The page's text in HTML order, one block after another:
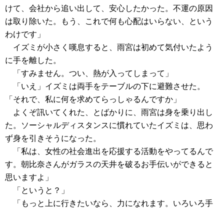
けて、会社から追い出して、安心したかった。不運の原因
は取り除いた。もう、これで何も心配はいらない、という
わけです」
イズミが小さく嘆息すると、雨宮は初めて気付いたよう
に手を離した。
「すみません。つい、熱が入ってしまって」
「いえ」イズミは両手をテーブルの下に避難させた。
「それで、私に何を求めてらっしゃるんですか」
よくぞ訊いてくれた、とばかりに、雨宮は身を乗り出し
た。ソーシャルディスタンスに慣れていたイズミは、思わ
ず身を引きそうになった。
「私は、女性の社会進出を応援する活動をやってるんで
す。朝比奈さんがガラスの天井を破るお手伝いができると
思いますよ」
「というと？」
「もっと上に行きたいなら、力になれます。いろいろ手